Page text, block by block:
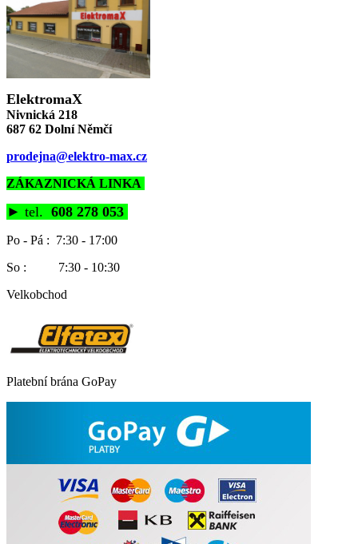
ElektromaX
Nivnická 218
687 62 Dolní Němčí
prodejna@elektro-max.cz
ZÁKAZNICKÁ LINKA
► tel. 608 278 053
Po - Pá : 7:30 - 17:00
So : 7:30 - 10:30
Velkobchod
Platební brána GoPay